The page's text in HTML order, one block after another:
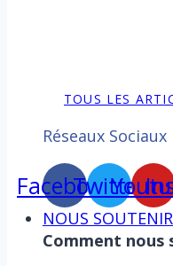
TOUS LES
Réseaux Sociaux
Facebook
Twitter
NOUS SOUTENIR
Comment nous